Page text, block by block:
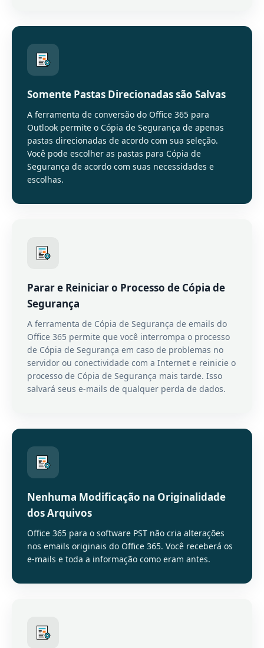
Somente Pastas Direcionadas são Salvas
A ferramenta de conversão do Office 365 para
Outlook permite o Cópia de Segurança de apenas
pastas direcionadas de acordo com sua seleção.
Você pode escolher as pastas para Cópia de
Segurança de acordo com suas necessidades e
escolhas.
Parar e Reiniciar o Processo de Cópia de
Segurança
A ferramenta de Cópia de Segurança de emails do
Office 365 permite que você interrompa o processo
de Cópia de Segurança em caso de problemas no
servidor ou conectividade com a Internet e reinicie o
processo de Cópia de Segurança mais tarde. Isso
salvará seus e-mails de qualquer perda de dados.
Nenhuma Modificação na Originalidade
dos Arquivos
Office 365 para o software PST não cria alterações
nos emails originais do Office 365. Você receberá os
e-mails e toda a informação como eram antes.